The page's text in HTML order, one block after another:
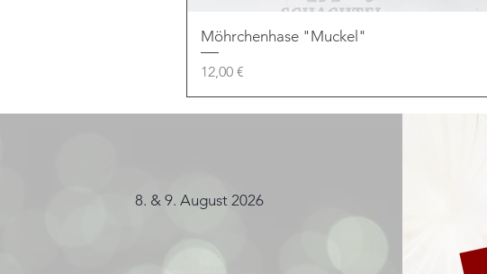
Möhrchenhase "Muckel"
Preis
12,00 €
8. & 9. August 2026